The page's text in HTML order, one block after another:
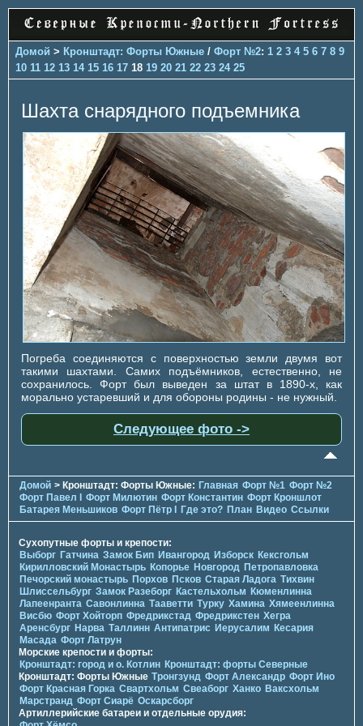
Домой > Кронштадт: Форты Южные / Форт №2: 1 2 3 4 5 6 7 8 9
10 11 12 13 14 15 16 17 18 19 20 21 22 23 24 25
Шахта снарядного подъемника
Погреба соединяются с поверхностью земли двумя вот
такими шахтами. Самих подъёмников, естественно, не
сохранилось. Форт был выведен за штат в 1890-х, как
морально устаревший и для обороны родины - не нужный.
Следующее фото ->
Домой > Кронштадт: Форты Южные: Главная Форт №1 Форт №2
Форт Павел I Форт Милютин Форт Константин Форт Кроншлот
Батарея Меньшиков Форт Пётр I Где это? План Видео Ссылки
Сухопутные форты и крепости:
Выборг Гатчина Замок Бип Ивангород Изборск Кексгольм
Кирилловский Монастырь Копорье Новгород Петропавловка
Печорcкий монастырь Порхов Псков Старая Ладога Тихвин
Шлиссельбург Замок Разеборг Кастельхольм Кюменлинна
Лапеенранта Савонлинна Тааветти Турку Хамина Хямеенлинна
Висбю Форт Хойторп Фредрикстад Фредрикстен Хегра
Аренсбург Нарва Таллинн Антипатрис Иерусалим Кесария
Масада Форт Латрун
Морские крепости и форты:
Кронштадт: город и о. Котлин Кронштадт: форты Северные
Кронштадт: Форты Южные Тронгзунд Форт Александр Форт Ино
Форт Красная Горка Свартхольм Свеаборг Ханко Ваксхольм
Марстранд Форт Сиарё Оскарсборг
Артиллерийские батареи и отдельные орудия: